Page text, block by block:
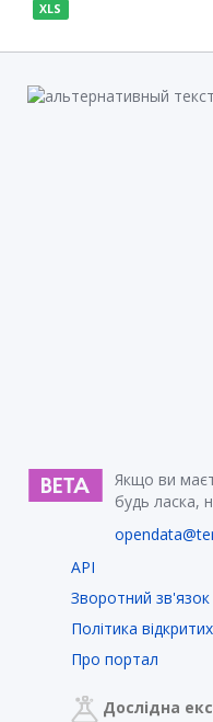
XLS
Якщо ви
будь ласка,
API
Зворотний зв'язок
Політика
Про портал
Дослідна